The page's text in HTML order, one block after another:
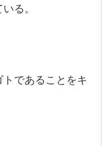
る。
であることをキ